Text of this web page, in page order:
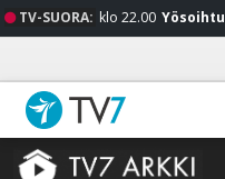
TV-SUORA: klo 22.00 Yösoihtu